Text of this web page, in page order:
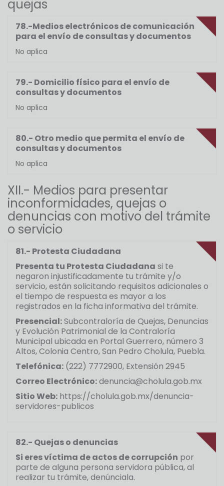
quejas
78.-Medios electrónicos de comunicación
para el envío de consultas y documentos
No aplica
79.- Domicilio físico para el envío de
consultas y documentos
No aplica
80.- Otro medio que permita el envío de
consultas y documentos
No aplica
XII.- Medios para presentar
inconformidades, quejas o
denuncias con motivo del trámite
o servicio
81.- Protesta Ciudadana
Presenta tu Protesta Ciudadana si te
negaron injustificadamente tu trámite y/o
servicio, están solicitando requisitos adicionales o
el tiempo de respuesta es mayor a los
registrados en la ficha informativa del trámite.
Presencial:Subcontraloría de Quejas, Denuncias
y Evolución Patrimonial de la Contraloría
Municipal ubicada en Portal Guerrero, número 3
Altos, Colonia Centro, San Pedro Cholula, Puebla.
Telefónica: (222) 7772900, Extensión 2945
Correo Electrónico:denuncia@cholula.gob.mx
Sitio Web: https://cholula.gob.mx/denuncia-
servidores-publicos
82.- Quejas o denuncias
Si eres víctima de actos de corrupción por
parte de alguna persona servidora pública, al
realizar tu trámite, denúnciala.